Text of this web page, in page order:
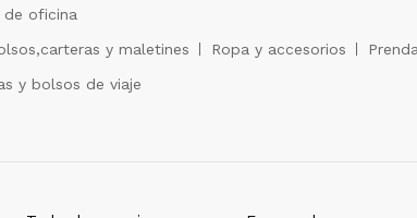
de oficina
y maletines Ropa y accesorios
y bolsos de viaje